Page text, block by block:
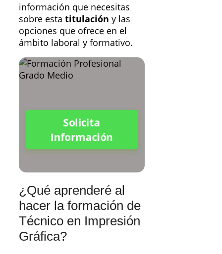
información que necesitas
sobre esta titulación y las
opciones que ofrece en el
ámbito laboral y formativo.
Solicita
Información
¿Qué aprenderé al
hacer la formación de
Técnico en Impresión
Gráfica?